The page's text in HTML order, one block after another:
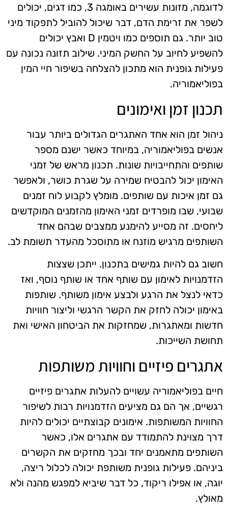
לדוגמה, מזונות עשירים באומגה 3, כמו דגים, יכולים
לשפר את זרימת הדם, דבר שיכול להוביל לתפקוד מיני
טוב יותר. גם תוספים כמו ויטמין D ואבץ יכולים
להשפיע לחיוב על החשק המיני. שילוב תזונה נכונה עם
פעילות גופנית הוא מתכון להצלחה בשיפור חיי המין
בפוליאמוריה.
תכנון זמן ואימונים
ניהול זמן הוא אחד האתגרים הגדולים ביותר עבור
אנשים בפוליאמוריה, במיוחד כאשר ישנם מספר
שותפים והתחייבויות שונות. תכנון מראש של זמני
האימון יכול להבטיח שמירה על שגרת כושר, ולאפשר
גם זמן איכות עם שותפים. מומלץ לקבוע לוח זמנים
שבועי, שבו מופרדים זמני האימון מהזמנים המוקדשים
ליחסים. זה מסייע להימנע ממצבים שבהם אחד
השותפים מרגיש מוזנח או מתוסכל מהעדר תשומת לב.
חשוב גם להיות גמישים בתכנון. ייתכן שצצות
הזדמנויות לאימון עם שותף אחד או שותף נוסף, ואז
כדאי לנצל את הרגע ולבצע אימון משותף. שותפות
באימון יכולה לחזק את הקשר הרגשי וליצור חוויות
חדשות ומאתגרות, שמחזקות את הביטחון האישי ואת
תחושת השייכות.
אתגרים פיזיים וחוויות משותפות
חיים בפוליאמוריה עשויים להעלות אתגרים פיזיים
רגשיים, אך הם גם מציעים הזדמנויות רבות לשיפור
החוויות המשותפות. אימונים קבוצתיים יכולים להיות
דרך מצוינת להתמודד עם אתגרים אלו, כאשר
השותפים מתאמנים יחד ובכך מחזקים את הקשרים
ביניהם. פעילות גופנית משותפת יכולה לכלול ריצה,
יוגה, או אפילו ריקוד, כל דבר שיביא למפגש מהנה ולא
מאולץ.